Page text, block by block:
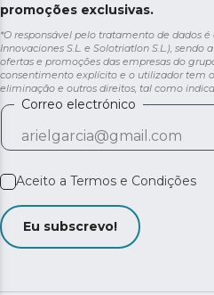
promoções exclusivas.
*O responsável pelo tratamento de dados
Innovaciones S.L. e Solotriatlon S.L.),
ofertas e promoções das empresas do
consentimento explícito e o utilizador tem
eliminação e outros direitos, tal como
Correo electrónico
Aceito a Termos e Condições
Eu subscrevo!